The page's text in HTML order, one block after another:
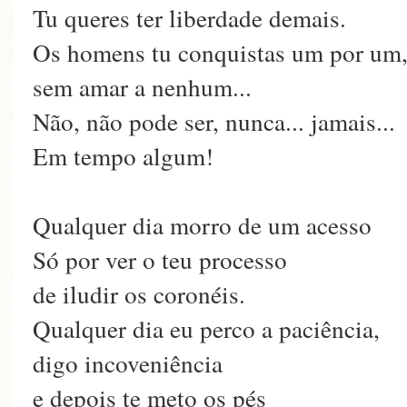
Tu queres ter liberdade demais.
Os homens tu conquistas um por um,
sem amar a nenhum...
Não, não pode ser, nunca... jamais...
Em tempo algum!
Qualquer dia morro de um acesso
Só por ver o teu processo
de iludir os coronéis.
Qualquer dia eu perco a paciência,
digo incoveniência
e depois te meto os pés